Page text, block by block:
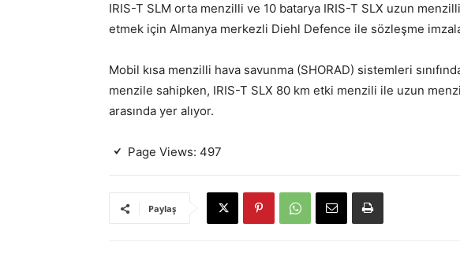
IRIS-T SLM orta menzilli ve 10 batarya IRIS-T SLX uzun
etmek için Almanya merkezli Diehl Defence ile sözleşme
Mobil kısa menzilli hava savunma (SHORAD) sistemleri
menzile sahipken, IRIS-T SLX 80 km etki menzili ile uzun
arasında yer alıyor.
Page Views: 497
Paylaş